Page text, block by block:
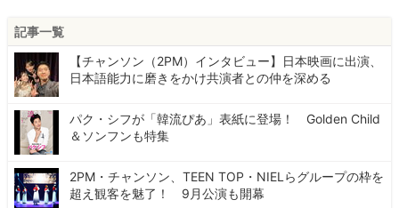
記事一覧
【チャンソン（2PM）インタビュー】日本映画に出演、
日本語能力に磨きをかけ共演者との仲を深める
パク・シフが「韓流ぴあ」表紙に登場！ Golden Child
＆ソンフンも特集
2PM・チャンソン、TEEN TOP・NIELらグループの枠を
超え観客を魅了！ 9月公演も開幕